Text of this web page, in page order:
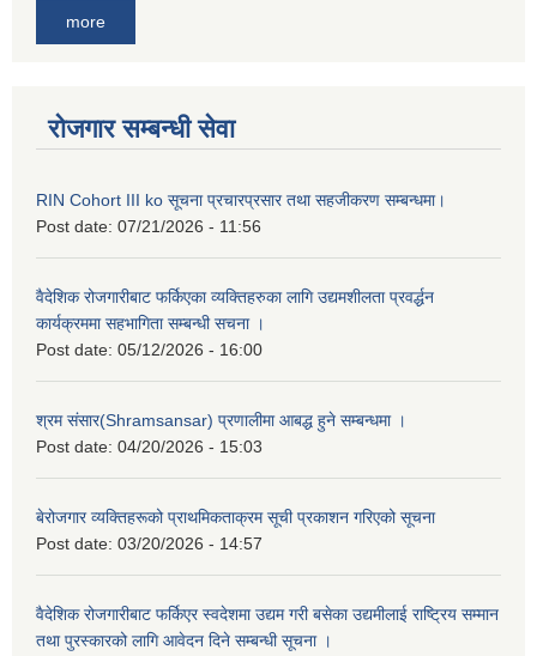
more
रोजगार सम्बन्धी सेवा
RIN Cohort III ko सूचना प्रचारप्रसार तथा सहजीकरण सम्बन्धमा।
Post date: 07/21/2026 - 11:56
वैदेशिक रोजगारीबाट फर्किएका व्यक्तिहरुका लागि उद्यमशीलता प्रवर्द्धन
कार्यक्रममा सहभागिता सम्बन्धी सचना ।
Post date: 05/12/2026 - 16:00
श्रम संसार(Shramsansar) प्रणालीमा आबद्ध हुने सम्बन्धमा ।
Post date: 04/20/2026 - 15:03
बेरोजगार व्यक्तिहरूको प्राथमिकताक्रम सूची प्रकाशन गरिएको सूचना
Post date: 03/20/2026 - 14:57
वैदेशिक रोजगारीबाट फर्किएर स्वदेशमा उद्यम गरी बसेका उद्यमीलाई राष्ट्रिय सम्मान
तथा पुरस्कारको लागि आवेदन दिने सम्बन्धी सूचना ।